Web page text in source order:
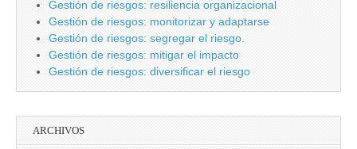
Gestión de riesgos: resiliencia organizacional
Gestión de riesgos: monitorizar y adaptarse
Gestión de riesgos: segregar el riesgo.
Gestión de riesgos: mitigar el impacto
Gestión de riesgos: diversificar el riesgo
ARCHIVOS